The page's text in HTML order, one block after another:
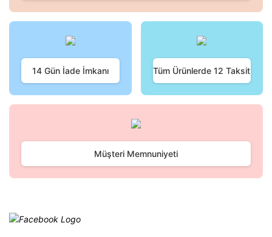
14 Gün İade İmkanı Tüm Ürünlerde 12 Taksit
Müşteri Memnuniyeti